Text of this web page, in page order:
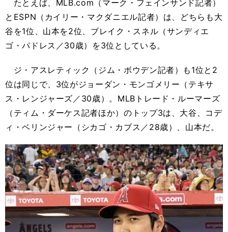
たとえば、MLB.com（マーク・フェインサンド記者）
とESPN（カイリー・マクダニエル記者）は、どちらも大
谷を1位、山本を2位、ブレイク・スネル（サンディエ
ゴ・パドレス／30歳）を3位としている。
ジ・アスレティック（ジム・ボウデン記者）も1位と2
位は同じで、3位がジョーダン・モンゴメリー（テキサ
ス・レンジャーズ／30歳）。MLBトレード・ルーマーズ
（ティム・ダーケス記者ほか）のトップ3は、大谷、コデ
ィ・ベリンジャー（シカゴ・カブス／28歳）、山本だ。